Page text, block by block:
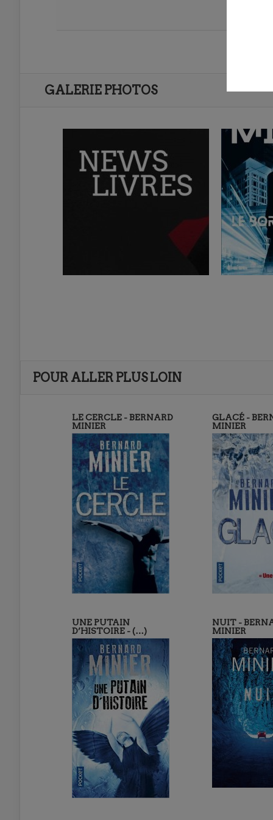
GALERIE PHOTOS
POUR ALLER PLUS LOIN
LE CERCLE - BERNARD
MINIER
GLACÉ -
MINIER
UNE PUTAIN
D’HISTOIRE - (…)
NUIT -
MINIER